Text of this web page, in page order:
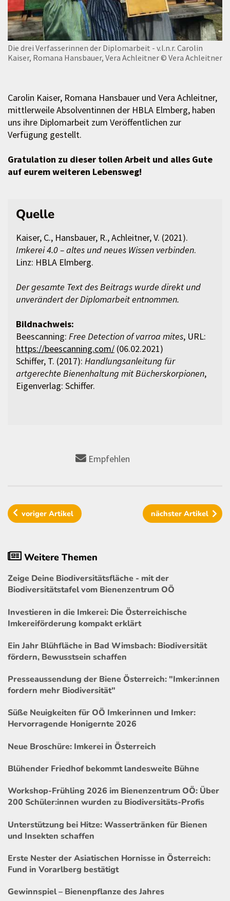
Die drei Verfasserinnen der Diplomarbeit - v.l.n.r. Carolin
Kaiser, Romana Hansbauer, Vera Achleitner© Vera Achleitner
Carolin Kaiser, Romana Hansbauer und Vera Achleitner,
mittlerweile Absolventinnen der HBLA Elmberg, haben
uns ihre Diplomarbeit zum Veröffentlichen zur
Verfügung gestellt.
Gratulation zu dieser tollen Arbeit und alles Gute
auf eurem weiteren Lebensweg!
Quelle
Kaiser, C., Hansbauer, R., Achleitner, V. (2021).
Imkerei 4.0 – altes und neues Wissen verbinden.
Linz: HBLA Elmberg.
Der gesamte Text des Beitrags wurde direkt und
unverändert der Diplomarbeit entnommen.
Bildnachweis:
Beescanning: Free Detection of varroa mites, URL:
https://beescanning.com/ (06.02.2021)
Schiffer, T. (2017): Handlungsanleitung für
artgerechte Bienenhaltung mit Bücherskorpionen,
Eigenverlag: Schiffer.
Empfehlen
vorigerArtikel nächster Artikel
Weitere Themen
Zeige Deine Biodiversitätsfläche - mit der
Biodiversitätstafel vom Bienenzentrum OÖ
Investieren in die Imkerei: Die Österreichische
Imkereiförderung kompakt erklärt
Ein Jahr Blühfläche in Bad Wimsbach: Biodiversität
fördern, Bewusstsein schaffen
Presseaussendung der Biene Österreich: "Imker:innen
fordern mehr Biodiversität"
Süße Neuigkeiten für OÖ Imkerinnen und Imker:
Hervorragende Honigernte 2026
Neue Broschüre: Imkerei in Österreich
Blühender Friedhof bekommt landesweite Bühne
Workshop-Frühling 2026 im Bienenzentrum OÖ: Über
200 Schüler:innen wurden zu Biodiversitäts-Profis
Unterstützung bei Hitze: Wassertränken für Bienen
und Insekten schaffen
Erste Nester der Asiatischen Hornisse in Österreich:
Fund in Vorarlberg bestätigt
Gewinnspiel – Bienenpflanze des Jahres